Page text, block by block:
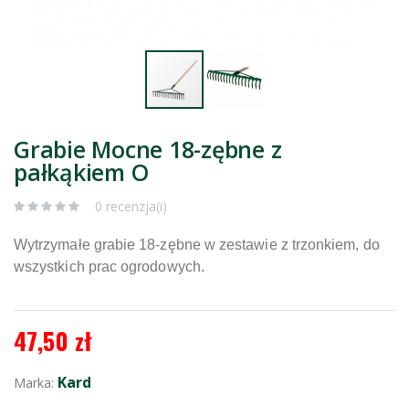
Grabie Mocne 18-zębne z
pałkąkiem O
0 recenzja(i)
Wytrzymałe grabie 18-zębne w zestawie z trzonkiem, do
wszystkich prac ogrodowych.
47,50 zł
Marka: Kard